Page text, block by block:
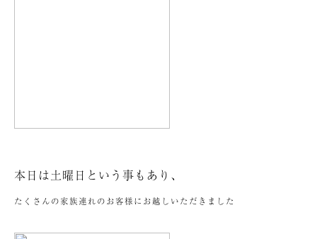
本日は土曜日という事もあり、
たくさんの家族連れのお客様にお越しいただきました